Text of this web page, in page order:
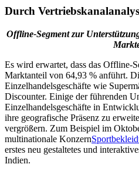
Durch
Offline-Segment zur
Es wird erwartet, dass das Offline-
Marktanteil von 64,93 % anführt.
Einzelhandelsgeschäfte wie
Discounter. Einige der führenden
Einzelhandelsgeschäfte in
ihre geografische Präsenz zu
vergrößern. Zum Beispiel im
multinationale Konzern
erstes neu gestaltetes und
Indien.